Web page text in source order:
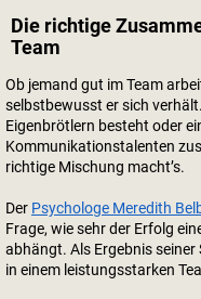
Die richtige
Team
Ob jemand gut im Team
selbstbewusst er sich
Eigenbrötlern besteht oder
Kommunikationstalenten
richtige Mischung macht’s.
Der Psychologe Meredith
Frage, wie sehr der Erfolg
abhängt. Als Ergebnis seiner
in einem leistungsstarken